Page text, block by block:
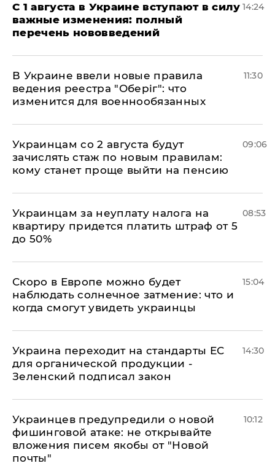
С 1 августа в Украине вступают в силу
важные изменения: полный
перечень нововведений
14:24
В Украине ввели новые правила
ведения реестра "Оберіг": что
изменится для военнообязанных
11:30
Украинцам со 2 августа будут
зачислять стаж по новым правилам:
кому станет проще выйти на пенсию
09:06
Украинцам за неуплату налога на
квартиру придется платить штраф от 5
до 50%
08:53
Скоро в Европе можно будет
наблюдать солнечное затмение: что и
когда смогут увидеть украинцы
15:04
Украина переходит на стандарты ЕС
для органической продукции -
Зеленский подписал закон
14:30
Украинцев предупредили о новой
фишинговой атаке: не открывайте
вложения писем якобы от "Новой
почты"
10:12